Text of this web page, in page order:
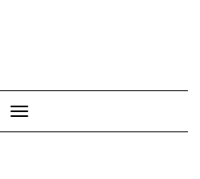
Cambiar modo de navegación